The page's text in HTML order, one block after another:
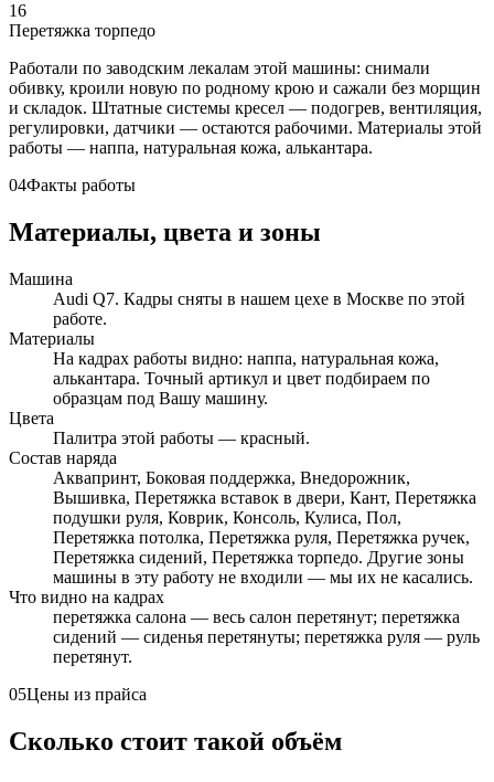
16
Перетяжка торпедо
Работали по заводским лекалам этой машины: снимали
обивку, кроили новую по родному крою и сажали без морщин
и складок. Штатные системы кресел — подогрев, вентиляция,
регулировки, датчики — остаются рабочими. Материалы этой
работы — наппа, натуральная кожа, алькантара.
04Факты работы
Материалы, цвета и зоны
Машина
Audi Q7. Кадры сняты в нашем цехе в Москве по этой
работе.
Материалы
На кадрах работы видно: наппа, натуральная кожа,
алькантара. Точный артикул и цвет подбираем по
образцам под Вашу машину.
Цвета
Палитра этой работы — красный.
Состав наряда
Аквапринт, Боковая поддержка, Внедорожник,
Вышивка, Перетяжка вставок в двери, Кант, Перетяжка
подушки руля, Коврик, Консоль, Кулиса, Пол,
Перетяжка потолка, Перетяжка руля, Перетяжка ручек,
Перетяжка сидений, Перетяжка торпедо. Другие зоны
машины в эту работу не входили — мы их не касались.
Что видно на кадрах
перетяжка салона — весь салон перетянут; перетяжка
сидений — сиденья перетянуты; перетяжка руля — руль
перетянут.
05Цены из прайса
Сколько стоит такой объём